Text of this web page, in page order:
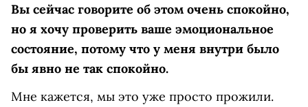
Вы сейчас говорите об этом очень спокойно,
но я хочу проверить ваше эмоциональное
состояние, потому что у меня внутри было
бы явно не так спокойно.
Мне кажется, мы это уже просто прожили.